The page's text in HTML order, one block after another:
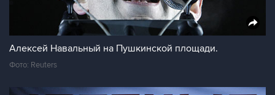
Алексей Навальный на Пушкинской площади.
Фото: Reuters